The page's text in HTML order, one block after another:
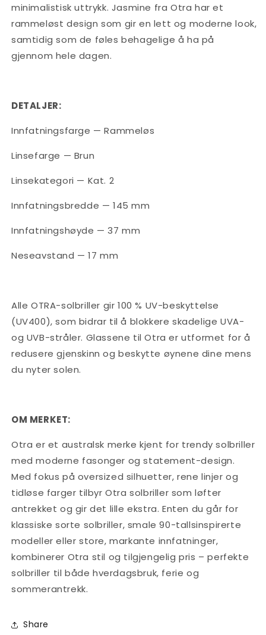
minimalistisk uttrykk. Jasmine fra Otra har et
rammeløst design som gir en lett og moderne look,
samtidig som de føles behagelige å ha på
gjennom hele dagen.
DETALJER:
Innfatningsfarge — Rammeløs
Linsefarge — Brun
Linsekategori — Kat. 2
Innfatningsbredde — 145 mm
Innfatningshøyde — 37 mm
Neseavstand — 17 mm
Alle OTRA-solbriller gir 100 % UV-beskyttelse
(UV400), som bidrar til å blokkere skadelige UVA-
og UVB-stråler. Glassene til Otra er utformet for å
redusere gjenskinn og beskytte øynene dine mens
du nyter solen.
OM MERKET:
Otra er et australsk merke kjent for trendy solbriller
med moderne fasonger og statement-design.
Med fokus på oversized silhuetter, rene linjer og
tidløse farger tilbyr Otra solbriller som løfter
antrekket og gir det lille ekstra. Enten du går for
klassiske sorte solbriller, smale 90-tallsinspirerte
modeller eller store, markante innfatninger,
kombinerer Otra stil og tilgjengelig pris – perfekte
solbriller til både hverdagsbruk, ferie og
sommerantrekk.
Share